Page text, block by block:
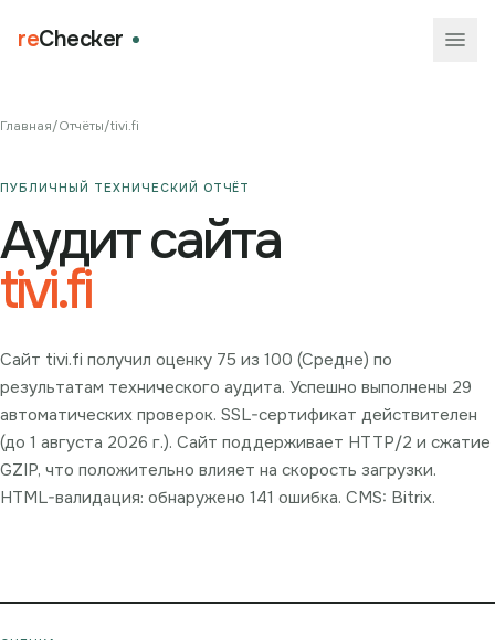
reChecker
Главная/Отчёты/tivi.fi
ПУБЛИЧНЫЙ ТЕХНИЧЕСКИЙ ОТЧЁТ
Аудит сайта
tivi.fi
Сайт tivi.fi получил оценку 75 из 100 (Средне) по
результатам технического аудита. Успешно выполнены 29
автоматических проверок. SSL-сертификат действителен
(до 1 августа 2026 г.). Сайт поддерживает HTTP/2 и сжатие
GZIP, что положительно влияет на скорость загрузки.
HTML-валидация: обнаружено 141 ошибка. CMS: Bitrix.